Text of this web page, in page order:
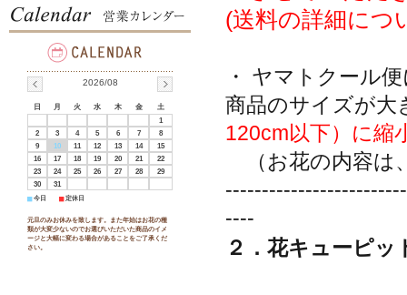
(送料の詳細につ
・ ヤマトクール
商品のサイズが大
120cm以下）に縮
（お花の内容は
----
２．花キューピッ
2026/08
日 月 火 水 木 金
土
1
2
3 4 5 6 7
8
9
10 11 12 13 14
15
16
17 18 19 20 21
22
23
24 25 26 27 28
29
30
31
■ 今日 ■ 定休日
元旦のみお休みを致します。また年始はお花の種
類が大変少ないのでお選びいただいた商品のイメ
ージと大幅に変わる場合があることをご了承くだ
さい。